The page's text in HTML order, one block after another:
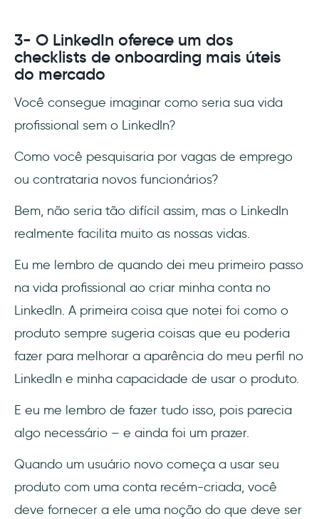
3- O LinkedIn oferece um dos
checklists de onboarding mais úteis
do mercado
Você consegue imaginar como seria sua vida
profissional sem o LinkedIn?
Como você pesquisaria por vagas de emprego
ou contrataria novos funcionários?
Bem, não seria tão difícil assim, mas o LinkedIn
realmente facilita muito as nossas vidas.
Eu me lembro de quando dei meu primeiro passo
na vida profissional ao criar minha conta no
LinkedIn. A primeira coisa que notei foi como o
produto sempre sugeria coisas que eu poderia
fazer para melhorar a aparência do meu perfil no
LinkedIn e minha capacidade de usar o produto.
E eu me lembro de fazer tudo isso, pois parecia
algo necessário – e ainda foi um prazer.
Quando um usuário novo começa a usar seu
produto com uma conta recém-criada, você
deve fornecer a ele uma noção do que deve ser